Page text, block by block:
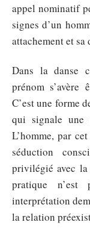
appel nominatif
signes d’un
attachement et
Dans la danse
prénom s’avère
C’est une forme
qui signale une
L’homme, par
séduction
privilégié avec la
pratique
interprétation
la relation